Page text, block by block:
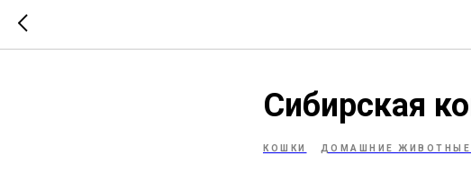
Сибирская
КОШКИ ДОМАШНИЕ ЖИВОТНЫЕ